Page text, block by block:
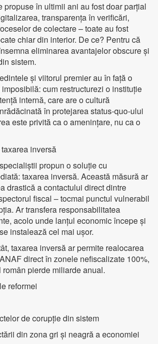
propuse în ultimii ani au fost doar parțial
transparența în verificări,
de colectare – toate au fost
chiar din interior. De ce? Pentru că
eliminarea avantajelor obscure și
sistem.
și viitorul premier au în față o
cum restructurezi o instituție
internă, care are o cultură
în protejarea status-quo-ului
este privită ca o amenințare, nu ca o
inversă
propun o soluție cu
taxarea inversă. Această măsură ar
drastică a contactului direct dintre
fiscal – tocmai punctul vulnerabil
Ar transfera responsabilitatea
acolo unde lanțul economic începe și
instalează cel mai ușor.
taxarea inversă ar permite realocarea
direct în zonele nefiscalizate 100%,
pierde miliarde anual.
reformei
de corupție din sistem
din zona gri și neagră a economiei